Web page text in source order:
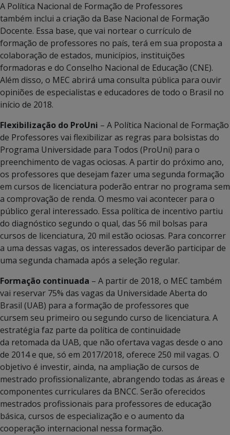
A Política Nacional de Formação de Professores
também inclui a criação da Base Nacional de Formação
Docente. Essa base, que vai nortear o currículo de
formação de professores no país, terá em sua proposta a
colaboração de estados, municípios, instituições
formadoras e do Conselho Nacional de Educação (CNE).
Além disso, o MEC abrirá uma consulta pública para ouvir
opiniões de especialistas e educadores de todo o Brasil no
início de 2018.
Flexibilização do ProUni – A Política Nacional de Formação
de Professores vai flexibilizar as regras para bolsistas do
Programa Universidade para Todos (ProUni) para o
preenchimento de vagas ociosas. A partir do próximo ano,
os professores que desejam fazer uma segunda formação
em cursos de licenciatura poderão entrar no programa sem
a comprovação de renda. O mesmo vai acontecer para o
público geral interessado. Essa política de incentivo partiu
do diagnóstico segundo o qual, das 56 mil bolsas para
cursos de licenciatura, 20 mil estão ociosas. Para concorrer
a uma dessas vagas, os interessados deverão participar de
uma segunda chamada após a seleção regular.
Formação continuada – A partir de 2018, o MEC também
vai reservar 75% das vagas da Universidade Aberta do
Brasil (UAB) para a formação de professores que
cursem seu primeiro ou segundo curso de licenciatura. A
estratégia faz parte da política de continuidade
da retomada da UAB, que não ofertava vagas desde o ano
de 2014 e que, só em 2017/2018, oferece 250 mil vagas. O
objetivo é investir, ainda, na ampliação de cursos de
mestrado profissionalizante, abrangendo todas as áreas e
componentes curriculares da BNCC. Serão oferecidos
mestrados profissionais para professores de educação
básica, cursos de especialização e o aumento da
cooperação internacional nessa formação.